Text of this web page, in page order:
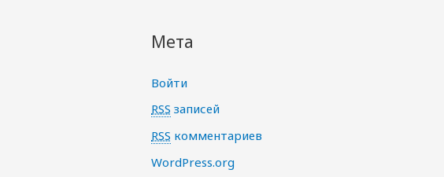
Мета
Войти
RSS записей
RSS комментариев
WordPress.org